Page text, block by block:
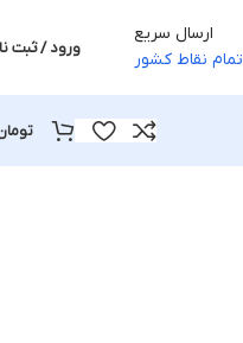
ارسال سریع
تمام نقاط کشور
ورود / ثبت